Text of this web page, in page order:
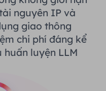
nguyên IP và
giao thông
chi phí đáng kể
luyện LLM